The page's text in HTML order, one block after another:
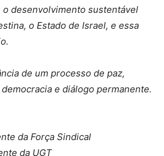
o desenvolvimento sustentável
o Estado de Israel, e essa
de um processo de paz,
e diálogo permanente.
da Força Sindical
da UGT